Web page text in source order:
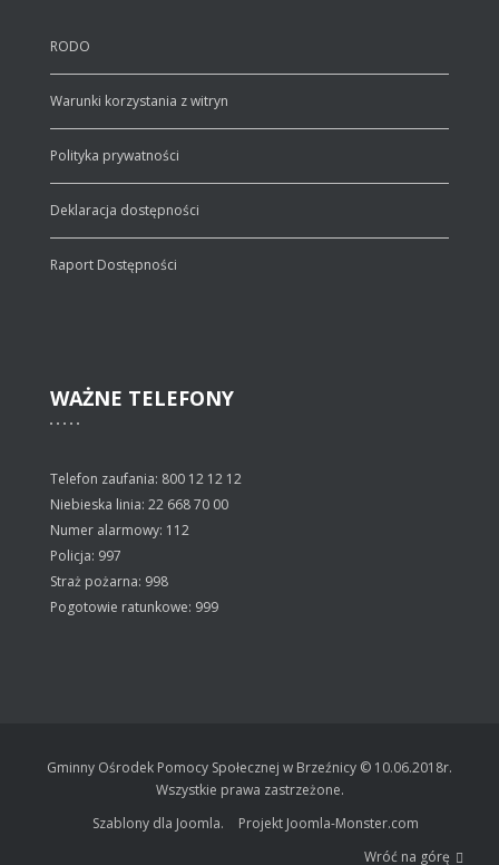
RODO
Warunki korzystania z witryn
Polityka prywatności
Deklaracja dostępności
Raport Dostępności
WAŻNE TELEFONY
Telefon zaufania: 800 12 12 12
Niebieska linia: 22 668 70 00
Numer alarmowy: 112
Policja: 997
Straż pożarna: 998
Pogotowie ratunkowe: 999
Gminny Ośrodek Pomocy Społecznej w Brzeźnicy © 10.06.2018r.
Wszystkie prawa zastrzeżone.
Szablony dla Joomla.
Projekt Joomla-Monster.com
Wróć na górę